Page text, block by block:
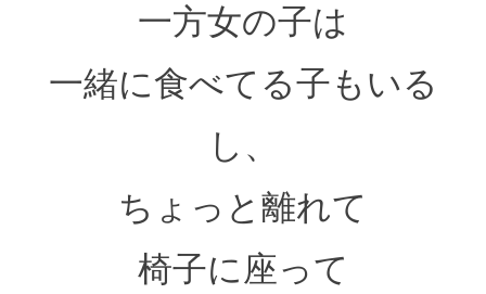
一方女の子は
一緒に食べてる子もいる
し、
ちょっと離れて
椅子に座って